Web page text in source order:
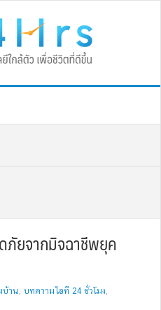
ภัยจากมิจฉาชีพยุค
บ้าน, บทความไอที 24 ชั่วโมง,